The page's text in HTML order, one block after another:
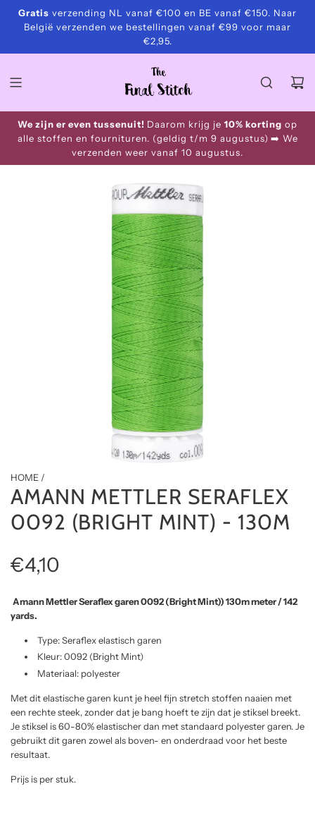
p
o
e
Gratis verzending NL vanaf €100 en BE vanaf €150. Naar
België verzenden we bestellingen vanaf €99 voor maar
€2,95.
Snelle verzending
We zijn er even tussenuit! Daarom krijg je 10% korting op
alle stoffen en fournituren. (geldig t/m 9 augustus) ➡️ We
verzenden weer vanaf 10 augustus.
HOME /
AMANN METTLER SERAFLEX
0092 (BRIGHT MINT) - 130M
R
e
g
l
a
r
p
€4,10
Amann Mettler Seraflex garen 0092 (Bright Mint)) 130m meter / 142
yards.
Type: Seraflex elastisch garen
Kleur: 0092 (Bright Mint)
Materiaal: polyester
Met dit elastische garen kunt je heel fijn stretch stoffen naaien met
een rechte steek, zonder dat je bang hoeft te zijn dat je stiksel breekt.
Je stiksel is 60-80% elastischer dan met standaard polyester garen. Je
gebruikt dit garen zowel als boven- en onderdraad voor het beste
resultaat.
Prijs is per stuk.